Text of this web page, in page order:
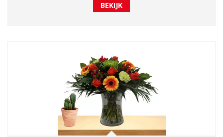
BEKIJK